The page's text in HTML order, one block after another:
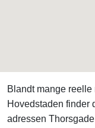
Blandt mange
Hovedstaden finder
adressen